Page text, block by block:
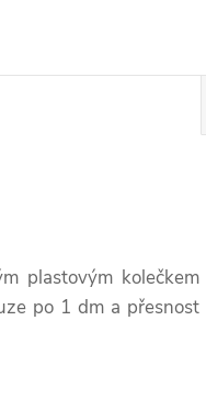
plastovým kolečkem
po 1 dm a přesnost